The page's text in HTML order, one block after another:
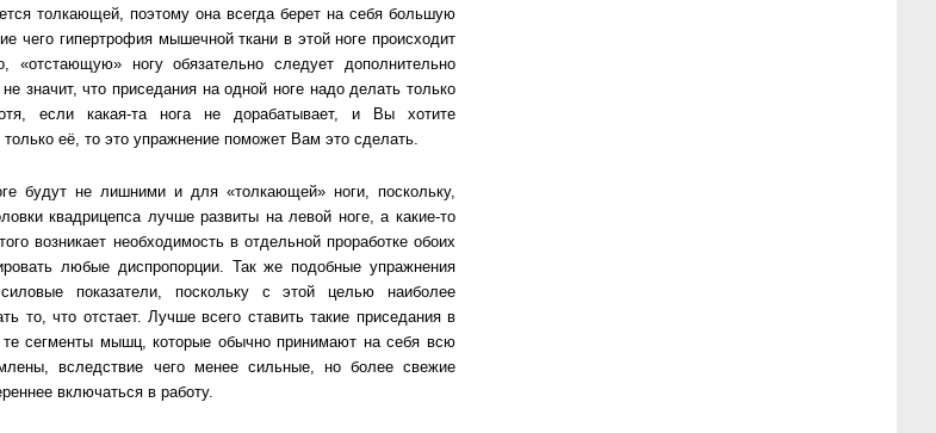
толкающей, поэтому она всегда берет на себя большую
чего гипертрофия мышечной ткани в этой ноге происходит
«отстающую» ногу обязательно следует дополнительно
значит, что приседания на одной ноге надо делать только
если какая-та нога не дорабатывает, и Вы хотите
только её, то это упражнение поможет Вам это сделать.
будут не лишними и для «толкающей» ноги, поскольку,
квадрицепса лучше развиты на левой ноге, а какие-то
возникает необходимость в отдельной проработке обоих
любые диспропорции. Так же подобные упражнения
показатели, поскольку с этой целью наиболее
то, что отстает. Лучше всего ставить такие приседания в
те сегменты мышц, которые обычно принимают на себя всю
вследствие чего менее сильные, но более свежие
включаться в работу.